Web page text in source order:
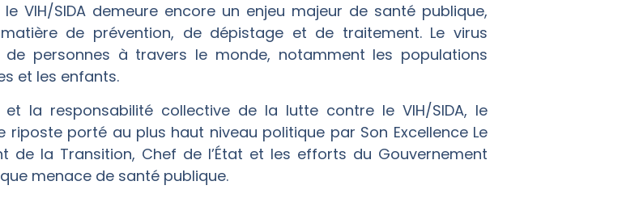
VIH/SIDA demeure encore un enjeu majeur de santé publique,
de prévention, de dépistage et de traitement. Le virus
personnes à travers le monde, notamment les populations
et les enfants.
et la responsabilité collective de la lutte contre le VIH/SIDA, le
riposte porté au plus haut niveau politique par Son Excellence Le
de la Transition, Chef de l’État et les efforts du Gouvernement
menace de santé publique.